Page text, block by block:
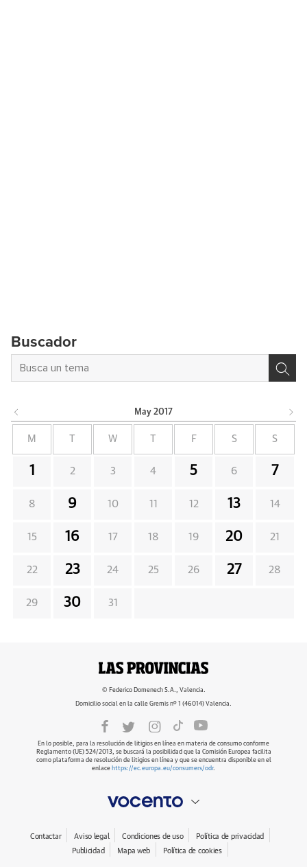
Buscador
May 2017
M W F S S
1 2 3 4 5 6 7
8 9 10 11 12 13 14
15 16 17 18 19 20 21
22 23 24 25 26 27 28
29 30 31
© Federico Domenech S.A., Valencia.
Domicilio social en la calle Gremis nº 1 (46014) Valencia.
En lo posible, para la resolución de litigios en línea en materia de consumo conforme
Reglamento (UE) 524/2013, se buscará la posibilidad que la Comisión Europea facilita
como plataforma de resolución de litigios en línea y que se encuentra disponible en el
enlace https://ec.europa.eu/consumers/odr.
Contactar Aviso legal Condiciones de uso
Política de privacidad
Publicidad
Mapa web Política de cookies